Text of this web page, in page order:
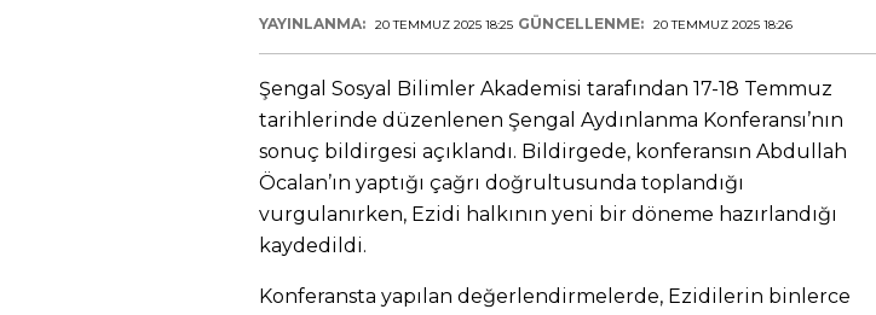
YAYINLANMA: 20 TEMMUZ 2025 18:25 GÜNCELLENME: 20 TEMMUZ 2025 18:26
Şengal Sosyal Bilimler Akademisi tarafından 17-18 Temmuz
tarihlerinde düzenlenen Şengal Aydınlanma Konferansı’nın
sonuç bildirgesi açıklandı. Bildirgede, konferansın Abdullah
Öcalan’ın yaptığı çağrı doğrultusunda toplandığı
vurgulanırken, Ezidi halkının yeni bir döneme hazırlandığı
kaydedildi.
Konferansta yapılan değerlendirmelerde, Ezidilerin binlerce